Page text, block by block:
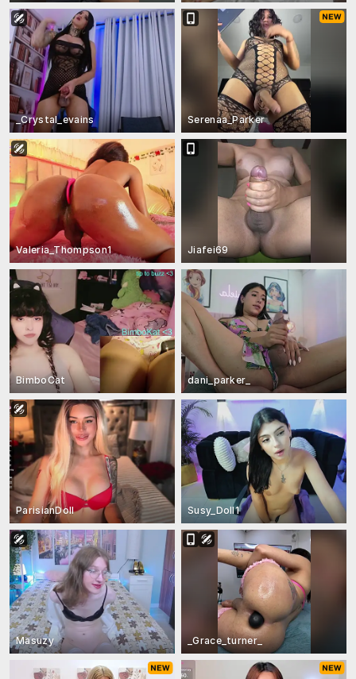
_Crystal_evains Serenaa_Parker
Valeria_Thompson1 Jiafei69
BimboCat dani_parker_
ParisianDoll Susy_Doll1
Masuzy _Grace_turner_